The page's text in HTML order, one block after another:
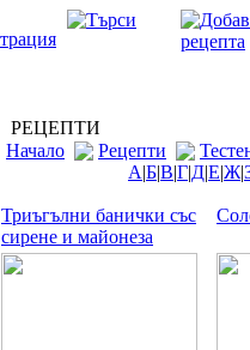
РЕЦЕПТИ
Начало
Рецепти
А|Б|В|Г|Д|Е|Ж|
Триъгълни банички със
сирене и майонеза